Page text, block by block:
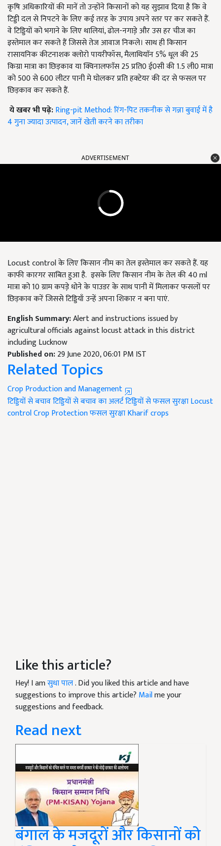
कृषि अधिकारियों की मानें तो उन्होंने किसानों को यह सुझाव दिया है कि वे
टिड्डी दल से निपटने के लिए कई तरह के उपाय अपने स्तर पर कर सकते हैं.
वे टिड्डियों को भगाने के लिए थालियां, ढोल-नगाडे़ और उस हर चीज का
इस्तेमाल कर सकते हैं जिससे तेज आवाज निकले। साथ ही किसान
रासायनिक कीटनाशक क्लोरो पायरीफॉस, मैलाथियाॅन 5% धूल की 25
किग्रा मात्रा का छिड़काव या क्विनालफाॅस 25 प्रति0 ई0सी की 1.5 ली0 मात्रा
को 500 से 600 लीटर पानी मे घोलकर प्रति हक्टेयर की दर से फसल पर
छिड़काव कर सकते हैं.
ये खबर भी पढ़े:Ring-pit Method: रिंग-पिट तकनीक से गन्ना बुवाई में है
4 गुना ज्यादा उत्पादन, जानें खेती करने का तरीका
ADVERTISEMENT
Locust control के लिए किसान नीम का तेल इस्तेमाल कर सकते हैं. यह
काफी कारगर साबित हुआ है. इसके लिए किसान नीम के तेल की 40 ml
मात्रा को 10 ग्राम कपडे़ धोने के पाउडर के साथ पानी में मिलाकर फसलों पर
छिड़काव करें जिससे टिड्डियाँ उन्हें अपना शिकार न बना पाएं.
English Summary:Alert and instructions issued by
agricultural officials against locust attack in this district
including Lucknow
Published on:29 June 2020, 06:01 PM IST
Related Topics
Crop Production and Management
टिड्डियों से बचावटिड्डियों से बचाव का अलर्टटिड्डियों से फसल सुरक्षाLocust
controlCrop Protectionफसल सुरक्षाKharif crops
Like this article?
Hey! I amसुधा पाल. Did you liked this article and have
suggestions to improve this article? Mailme your
suggestions and feedback.
Read next
बंगाल के मजदूरों और किसानों को